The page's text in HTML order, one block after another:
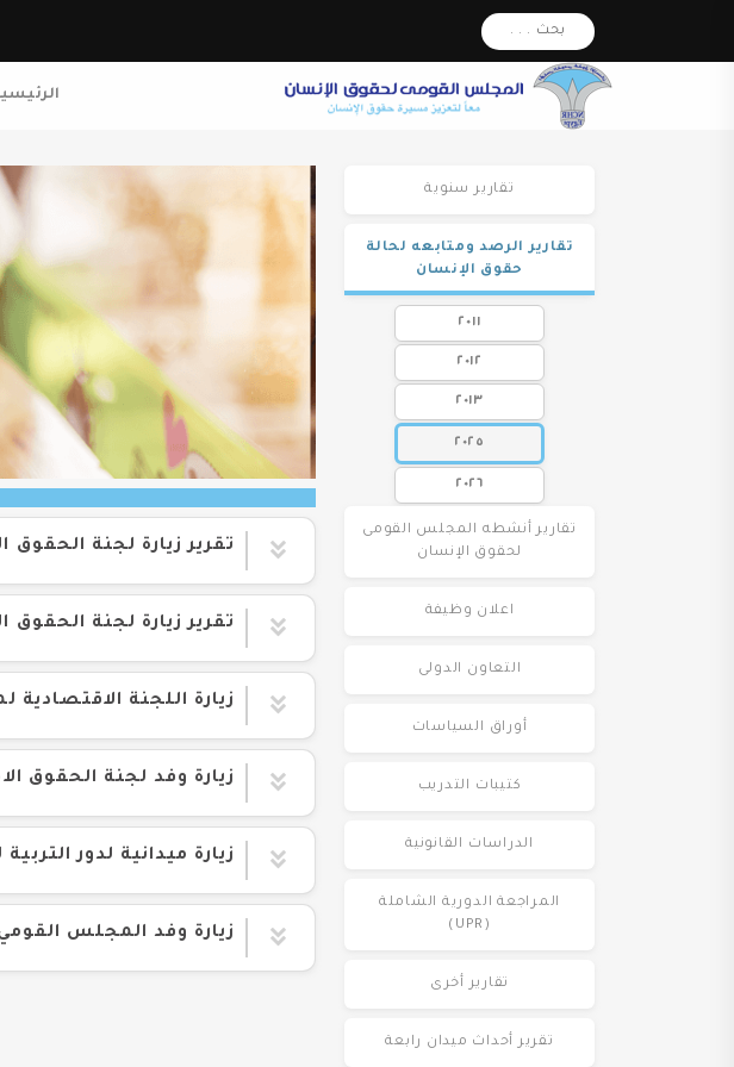
بحث . . .
تقارير سنوية
تقارير الرصد ومتابعه لحالة
حقوق الإنسان
٢٠١١
٢٠١٢
٢٠١٣
٢٠٢٥
٢٠٢٦
تقارير أنشطه المجلس القومى
لحقوق الإنسان
اعلان وظيفة
التعاون الدولى
أوراق السياسات
كتيبات التدريب
الدراسات القانونية
المراجعة الدورية الشاملة
(UPR)
تقارير أخرى
تقرير أحداث ميدان رابعة
تقرير زيارة لجنة
تقرير زيارة لجنة
زيارة اللجنة الاقتصادية
زيارة وفد لجنة الحقوق
زيارة ميدانية لدور
زيارة وفد المجلس